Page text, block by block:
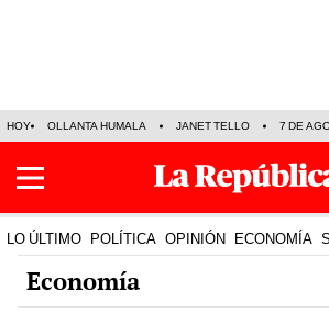
HOY OLLANTA HUMALA JANET TELLO 7 DE
LO ÚLTIMO POLÍTICA OPINIÓN ECONOMÍA
Economía